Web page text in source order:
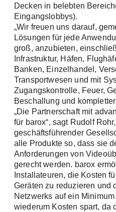
Decken in belebten
Eingangslobbys).
„Wir freuen uns darauf,
Lösungen für jede
groß, anzubieten,
Infrastruktur, Häfen,
Banken, Einzelhandel,
Transportwesen und mit
Zugangskontrolle, Feuer,
Beschallung und
„Die Partnerschaft mit
für barox“, sagt Rudolf
geschäftsführender
alle Produkte so, dass sie
Anforderungen von
gerecht werden. barox
Installateuren, die Kosten
Geräten zu reduzieren und
Netzwerks auf ein
wiederum Kosten spart, da